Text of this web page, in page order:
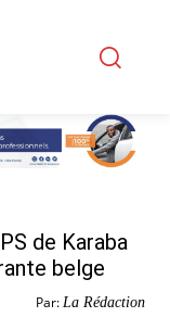
de Karaba
belge
Par: La Rédaction